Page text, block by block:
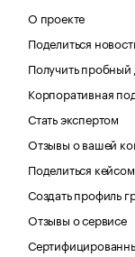
О проекте
Поделиться
Получить пробный
Корпоративная
Стать экспертом
Отзывы о вашей
Поделиться кейсом
Создать профиль
Отзывы о сервисе